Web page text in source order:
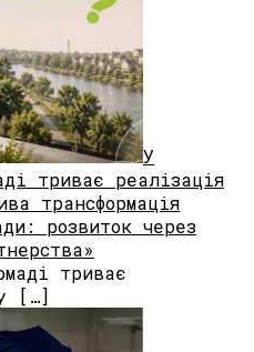
У
триває реалізація
трансформація
розвиток через
триває
[…]